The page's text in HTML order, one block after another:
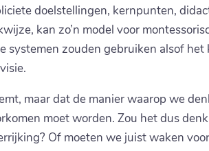
doelstellingen, kernpunten,
kan zo’n model voor
systemen zouden gebruiken alsof
maar dat de manier waarop we
moet worden. Zou het dus
Of moeten we juist waken